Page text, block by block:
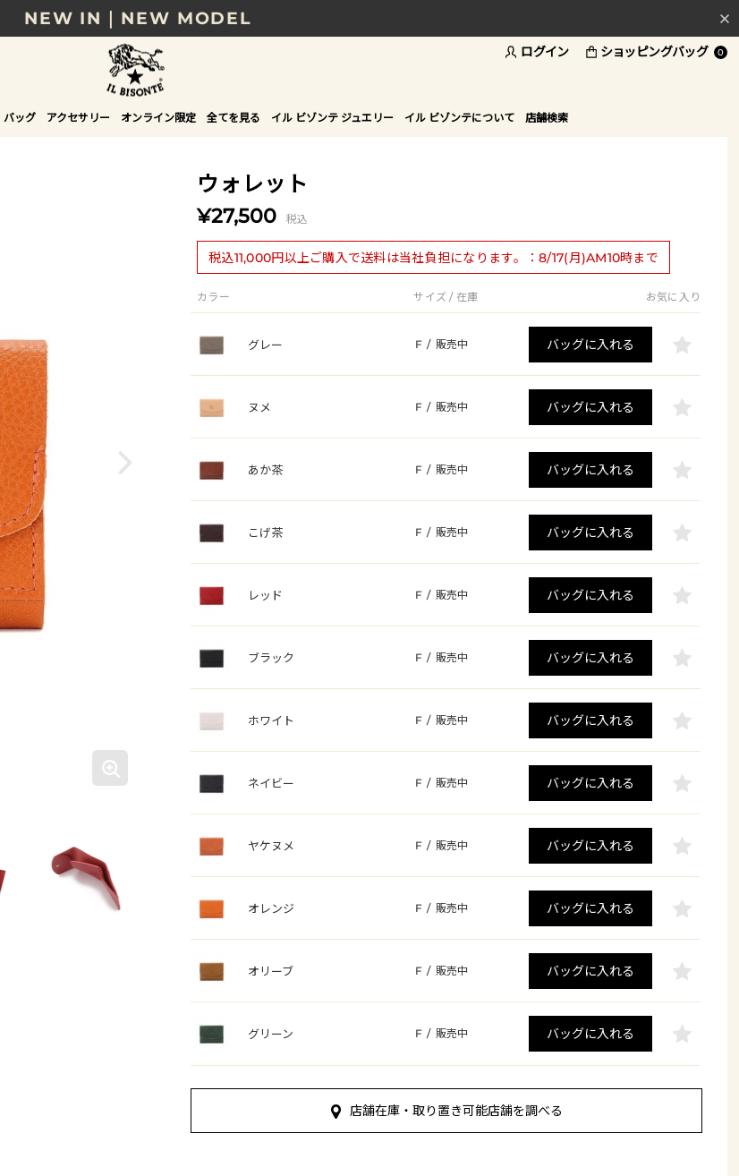
NEW IN｜NEW MODEL
時まで｜税込11,000円以上で送料無料
シーンから選べる、新しいギフトガイド
NEW IN｜COLOR LEATHER
ログイン ショッピングバッグ 0
バッグ アクセサリー オンライン限定 全てを見る イル ビゾンテ ジュエリー イル ビゾンテについて 店舗検索
ウォレット
¥27,500 税込
税込11,000円以上ご購入で送料は当社負担になります。：8/17(月)AM10時まで
カラー サイズ / 在庫 お気に入り
グレー F / 販売中 バッグに入れる
ヌメ F / 販売中 バッグに入れる
あか茶 F / 販売中 バッグに入れる
こげ茶 F / 販売中 バッグに入れる
レッド F / 販売中 バッグに入れる
ブラック F / 販売中 バッグに入れる
ホワイト F / 販売中 バッグに入れる
ネイビー F / 販売中 バッグに入れる
ヤケヌメ F / 販売中 バッグに入れる
オレンジ F / 販売中 バッグに入れる
オリーブ F / 販売中 バッグに入れる
グリーン F / 販売中 バッグに入れる
店舗在庫・取り置き可能店舗を調べる